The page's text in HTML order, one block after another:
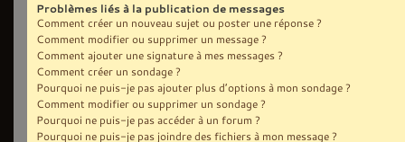
Problèmes liés à la publication de messages
Comment créer un nouveau sujet ou poster une réponse ?
Comment modifier ou supprimer un message ?
Comment ajouter une signature à mes messages ?
Comment créer un sondage ?
Pourquoi ne puis-je pas ajouter plus d’options à mon sondage ?
Comment modifier ou supprimer un sondage ?
Pourquoi ne puis-je pas accéder à un forum ?
Pourquoi ne puis-je pas joindre des fichiers à mon message ?